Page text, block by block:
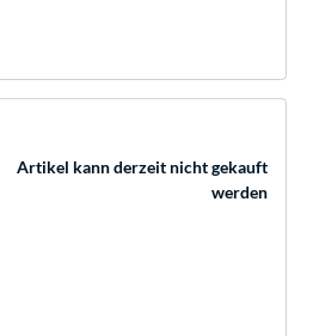
Artikel kann derzeit nicht gekauft
werden